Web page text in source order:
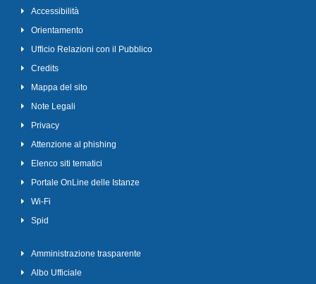
Accessibilità
Orientamento
Ufficio Relazioni con il Pubblico
Credits
Mappa del sito
Note Legali
Privacy
Attenzione al phishing
Elenco siti tematici
Portale OnLine delle Istanze
Wi-Fi
Spid
Amministrazione trasparente
Albo Ufficiale